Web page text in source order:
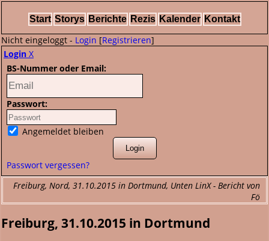
Start Storys Berichte Rezis Kalender Kontakt
Nicht eingeloggt - Login [Registrieren]
Login X
BS-Nummer oder Email:
Passwort:
Angemeldet bleiben
Passwort vergessen?
Freiburg, Nord, 31.10.2015 in Dortmund, Unten LinX - Bericht von
Fö
Freiburg, 31.10.2015 in Dortmund